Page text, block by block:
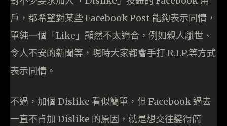
戶，都希望對某些 Facebook Post 能夠表示同情，
單純一個「Like」顯然不太適合，例如親人離世、
令人不安的新聞等，現時大家都會手打 R.I.P.等方式
表示同情。
不過，加個 Dislike 看似簡單，但 Facebook 過去
一直不肯加 Dislike 的原因，就是想交往變得簡